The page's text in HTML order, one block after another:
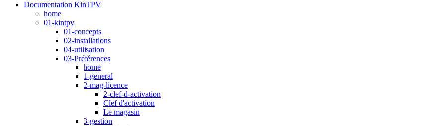
Documentation KinTPV
home
01-kintpv
01-concepts
02-installations
04-utilisation
03-Préférences
home
1-general
2-mag-licence
2-clef-d-activation
Clef d'activation
Le magasin
3-gestion